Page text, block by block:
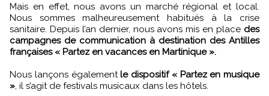
Mais en effet, nous avons un marché régional et local.
Nous sommes malheureusement habitués à la crise
sanitaire. Depuis l’an dernier, nous avons mis en place des
campagnes de communication à destination des Antilles
françaises « Partez en vacances en Martinique ».
Nous lançons également le dispositif « Partez en musique
» , il s’agit de festivals musicaux dans les hôtels.